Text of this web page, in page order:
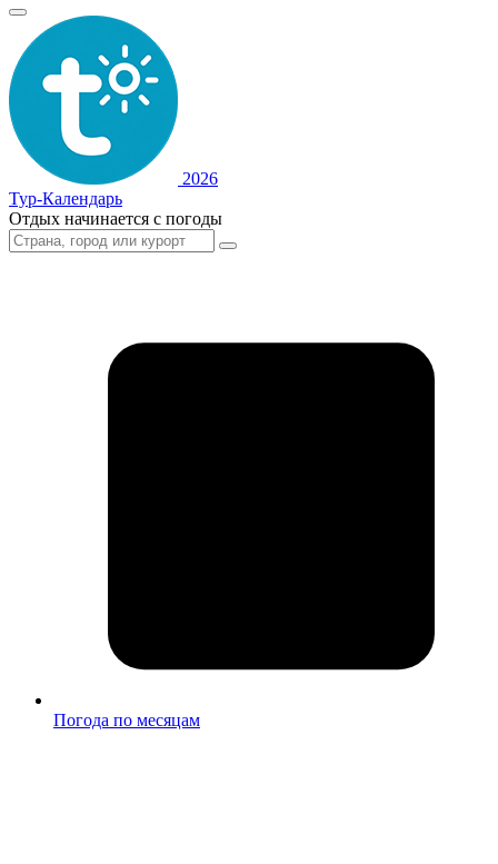
2026
Тур-Календарь
Отдых начинается с погоды
Погода по месяцам